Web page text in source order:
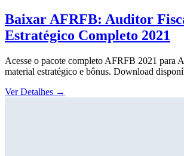
Baixar AFRFB: Auditor
Estratégico Completo 2021
Acesse o pacote completo AFRFB 2021 para
material estratégico e bônus. Download
Ver Detalhes →